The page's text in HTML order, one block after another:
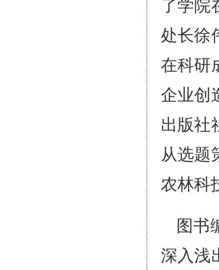
了学院
处长徐
在科研
企业创
出版社
从选题
农林科
图书
深入浅